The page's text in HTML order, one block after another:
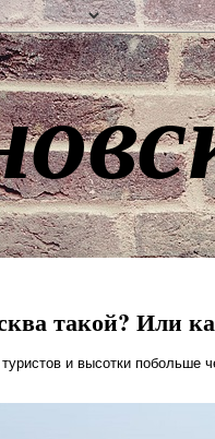
такой? Или
и высотки побольше